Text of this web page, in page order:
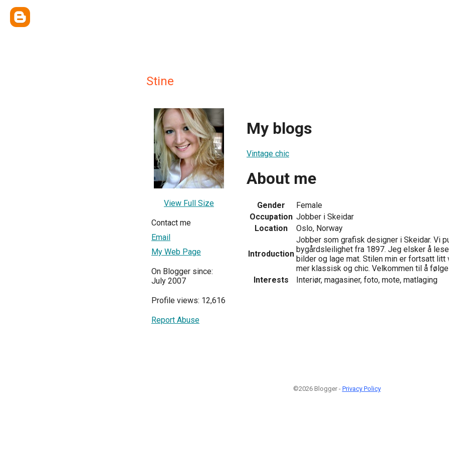
Stine
View Full Size
Contact me
Email
My Web Page
On Blogger since:
July 2007
Profile views: 12,616
Report Abuse
My blogs
Vintage chic
About me
Gender
Female
Occupation Jobber i Skeidar
Location
Oslo, Norway
Introduction
Jobber som grafisk designer i Skeidar. Vi
bygårdsleilighet fra 1897. Jeg elsker å
bilder og lage mat. Stilen min er fortsatt litt
mer klassisk og chic. Velkommen til å
Interests
Interiør, magasiner, foto, mote, matlaging
©2026 Blogger - Privacy Policy